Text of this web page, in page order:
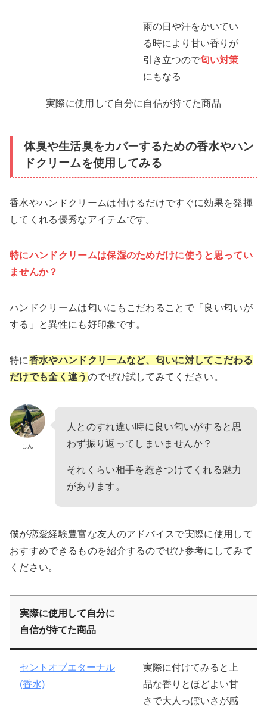
雨の日や汗をかいてい
る時により甘い香りが
引き立つので匂い対策
にもなる
実際に使用して自分に自信が持てた商品
体臭や生活臭をカバーするための香水やハン
ドクリームを使用してみる
香水やハンドクリームは付けるだけですぐに効果を発揮
してくれる優秀なアイテムです。
特にハンドクリームは保湿のためだけに使うと思ってい
ませんか？
ハンドクリームは匂いにもこだわることで「良い匂いが
する」と異性にも好印象です。
特に香水やハンドクリームなど、匂いに対してこだわる
だけでも全く違う のでぜひ試してみてください。
しん
人とのすれ違い時に良い匂いがすると思
わず振り返ってしまいませんか？
それくらい相手を惹きつけてくれる魅力
があります。
僕が恋愛経験豊富な友人のアドバイスで実際に使用して
おすすめできるものを紹介するのでぜひ参考にしてみて
ください。
実際に使用して自分に
自信が持てた商品
セントオブエターナル
(香水)
実際に付けてみると上
品な香りとほどよい甘
さで大人っぽいさが感